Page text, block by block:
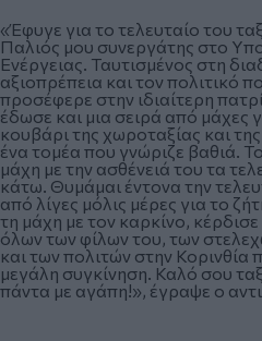
«Έφυγε για το τελευταίο του
Παλιός μου συνεργάτης στο
Ενέργειας. Ταυτισμένος στη
αξιοπρέπεια και τον πολιτικό
προσέφερε στην ιδιαίτερη
έδωσε και μια σειρά από μάχες
κουβάρι της χωροταξίας και
ένα τομέα που γνώριζε βαθιά.
μάχη με την ασθένειά του τα
κάτω. Θυμάμαι έντονα την
από λίγες μόλις μέρες για το
τη μάχη με τον καρκίνο,
όλων των φίλων του, των
και των πολιτών στην Κορινθία
μεγάλη συγκίνηση. Καλό σου
πάντα με αγάπη!», έγραψε ο